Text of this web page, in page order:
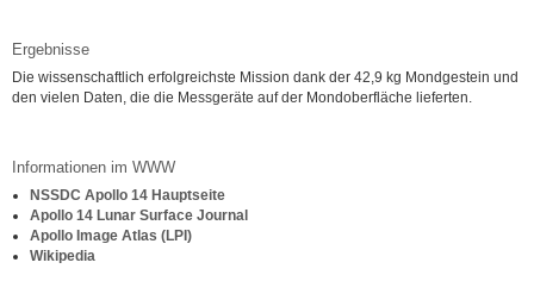
Ergebnisse
Die wissenschaftlich erfolgreichste Mission dank der 42,9 kg Mondgestein und
den vielen Daten, die die Messgeräte auf der Mondoberfläche lieferten.
Informationen im WWW
NSSDC Apollo 14 Hauptseite
Apollo 14 Lunar Surface Journal
Apollo Image Atlas (LPI)
Wikipedia